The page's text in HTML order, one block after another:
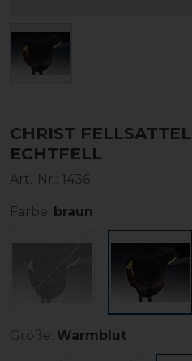
CHRIST
ECHTFELL
Art.-Nr.: 1436
Farbe: braun
Größe: Warmblut